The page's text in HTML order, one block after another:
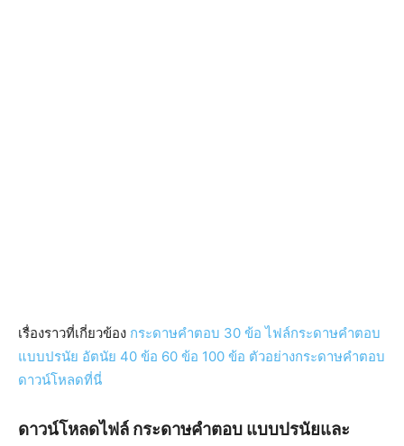
เรื่องราวที่เกี่ยวข้อง กระดาษคําตอบ 30 ข้อ ไฟล์กระดาษคำตอบ
แบบปรนัย อัตนัย 40 ข้อ 60 ข้อ 100 ข้อ ตัวอย่างกระดาษคำตอบ
ดาวน์โหลดที่นี่
ดาวน์โหลดไฟล์ กระดาษคำตอบ แบบปรนัยและ